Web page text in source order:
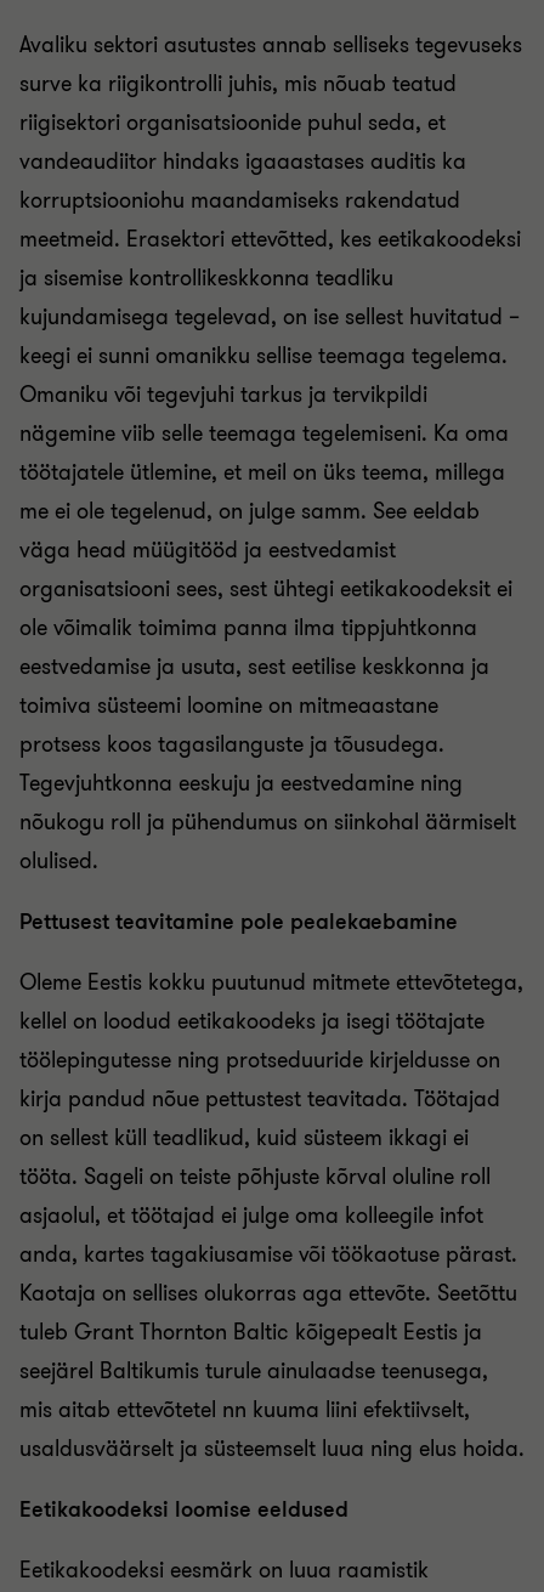
Avaliku sektori asutustes annab selliseks tegevuseks
surve ka riigikontrolli juhis, mis nõuab teatud
riigisektori organisatsioonide puhul seda, et
vandeaudiitor hindaks igaaastases auditis ka
korruptsiooniohu maandamiseks rakendatud
meetmeid. Erasektori ettevõtted, kes eetikakoodeksi
ja sisemise kontrollikeskkonna teadliku
kujundamisega tegelevad, on ise sellest huvitatud –
keegi ei sunni omanikku sellise teemaga tegelema.
Omaniku või tegevjuhi tarkus ja tervikpildi
nägemine viib selle teemaga tegelemiseni. Ka oma
töötajatele ütlemine, et meil on üks teema, millega
me ei ole tegelenud, on julge samm. See eeldab
väga head müügitööd ja eestvedamist
organisatsiooni sees, sest ühtegi eetikakoodeksit ei
ole võimalik toimima panna ilma tippjuhtkonna
eestvedamise ja usuta, sest eetilise keskkonna ja
toimiva süsteemi loomine on mitmeaastane
protsess koos tagasilanguste ja tõusudega.
Tegevjuhtkonna eeskuju ja eestvedamine ning
nõukogu roll ja pühendumus on siinkohal äärmiselt
olulised.
Pettusest teavitamine pole pealekaebamine
Oleme Eestis kokku puutunud mitmete ettevõtetega,
kellel on loodud eetikakoodeks ja isegi töötajate
töölepingutesse ning protseduuride kirjeldusse on
kirja pandud nõue pettustest teavitada. Töötajad
on sellest küll teadlikud, kuid süsteem ikkagi ei
tööta. Sageli on teiste põhjuste kõrval oluline roll
asjaolul, et töötajad ei julge oma kolleegile infot
anda, kartes tagakiusamise või töökaotuse pärast.
Kaotaja on sellises olukorras aga ettevõte. Seetõttu
tuleb Grant Thornton Baltic kõigepealt Eestis ja
seejärel Baltikumis turule ainulaadse teenusega,
mis aitab ettevõtetel nn kuuma liini efektiivselt,
usaldusväärselt ja süsteemselt luua ning elus hoida.
Eetikakoodeksi loomise eeldused
Eetikakoodeksi eesmärk on luua raamistik